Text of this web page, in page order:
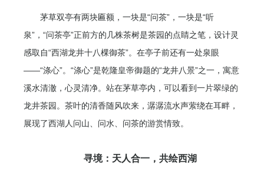
茅草双亭有两块匾额，一块是“问茶”，一块是“听
泉”，“问茶亭”正前方的几株茶树是茶园的点睛之笔，设计灵
感取自“西湖龙井十八棵御茶”。在亭子前还有一处泉眼
——“涤心”。“涤心”是乾隆皇帝御题的“龙井八景”之一，寓意
溪水清澈，心灵清净。站在茅草亭内，可以看到一片翠绿的
龙井茶园。茶叶的清香随风吹来，潺潺流水声萦绕在耳畔，
展现了西湖人问山、问水、问茶的游赏情致。
寻境：天人合一，共绘西湖